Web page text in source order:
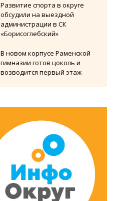
Развитие спорта в округе
обсудили на выездной
администрации в СК
«Борисоглебский»
В новом корпусе Раменской
гимназии готов цоколь и
возводится первый этаж